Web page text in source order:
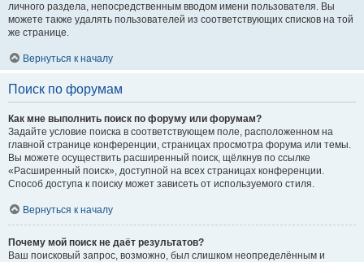
личного раздела, непосредственным вводом имени пользователя. Вы
можете также удалять пользователей из соответствующих списков на той
же странице.
Вернуться к началу
Поиск по форумам
Как мне выполнить поиск по форуму или форумам?
Задайте условие поиска в соответствующем поле, расположенном на
главной странице конференции, страницах просмотра форума или темы.
Вы можете осуществить расширенный поиск, щёлкнув по ссылке
«Расширенный поиск», доступной на всех страницах конференции.
Способ доступа к поиску может зависеть от используемого стиля.
Вернуться к началу
Почему мой поиск не даёт результатов?
Ваш поисковый запрос, возможно, был слишком неопределённым и